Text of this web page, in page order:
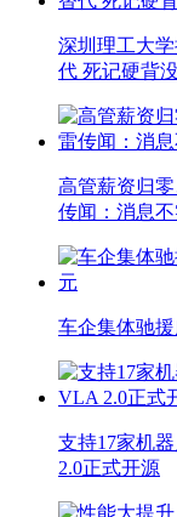
深圳理工大
代 死记硬背
高管薪资归
传闻：消息
车企集体驰
支持17家机
2.0正式开源